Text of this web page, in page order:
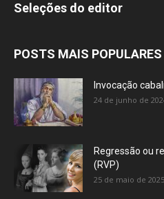
Seleções do editor
POSTS MAIS POPULARES
Invocação
24 de junho de
Regressão ou
(RVP)
25 de maio de 2025